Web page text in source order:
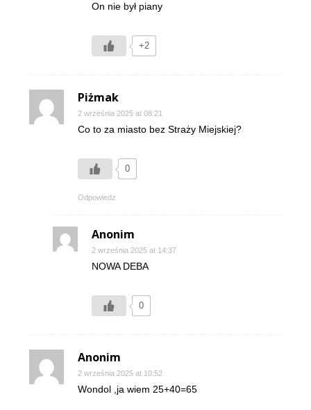
On nie był piany
+2
Piżmak
2 września 2025 at 08:21
Co to za miasto bez Straży Miejskiej?
0
Odpowiedz
Anonim
2 września 2025 at 14:37
NOWA DEBA
0
Anonim
2 września 2025 at 10:52
Wondol ,ja wiem 25+40=65